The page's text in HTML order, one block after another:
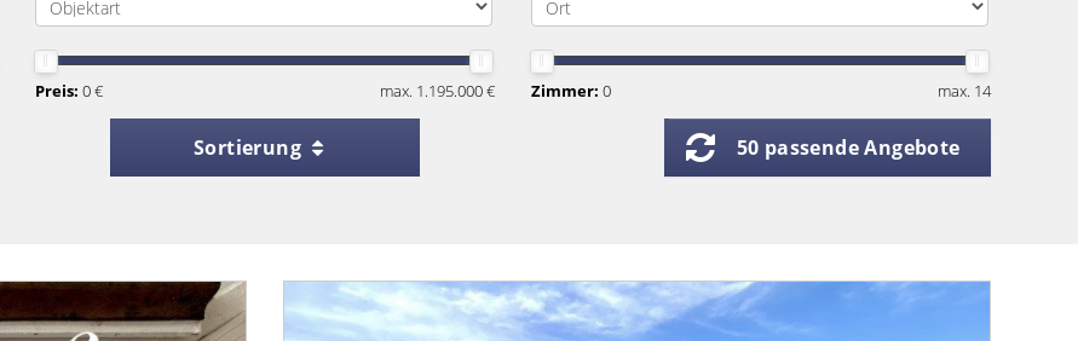
Preis: 0 € max. 1.195.000 € Zimmer: 0 max. 14
Sortierung 50 passende Angebote